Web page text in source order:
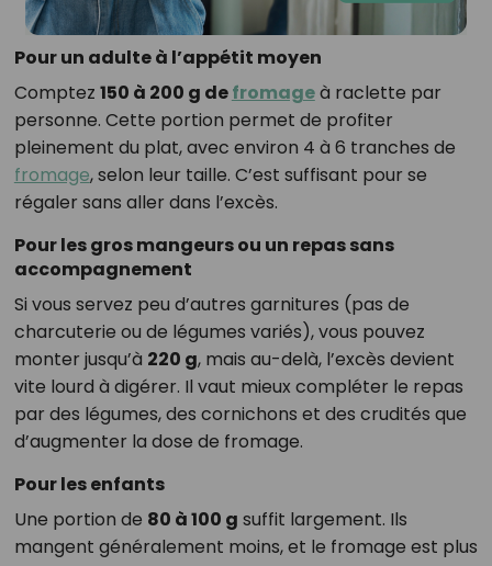
Pour un adulte à l’appétit moyen
Comptez 150 à 200 g defromageà raclette par
personne. Cette portion permet de profiter
pleinement du plat, avec environ 4 à 6 tranches de
fromage, selon leur taille. C’est suffisant pour se
régaler sans aller dans l’excès.
Pour les gros mangeurs ou un repas sans
accompagnement
Si vous servez peu d’autres garnitures (pas de
charcuterie ou de légumes variés), vous pouvez
monter jusqu’à 220 g, mais au-delà, l’excès devient
vite lourd à digérer. Il vaut mieux compléter le repas
par des légumes, des cornichons et des crudités que
d’augmenter la dose de fromage.
Pour les enfants
Une portion de 80 à 100 g suffit largement. Ils
mangent généralement moins, et le fromage est plus